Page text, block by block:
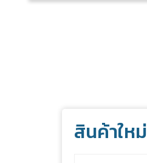
สินค้าใหม่